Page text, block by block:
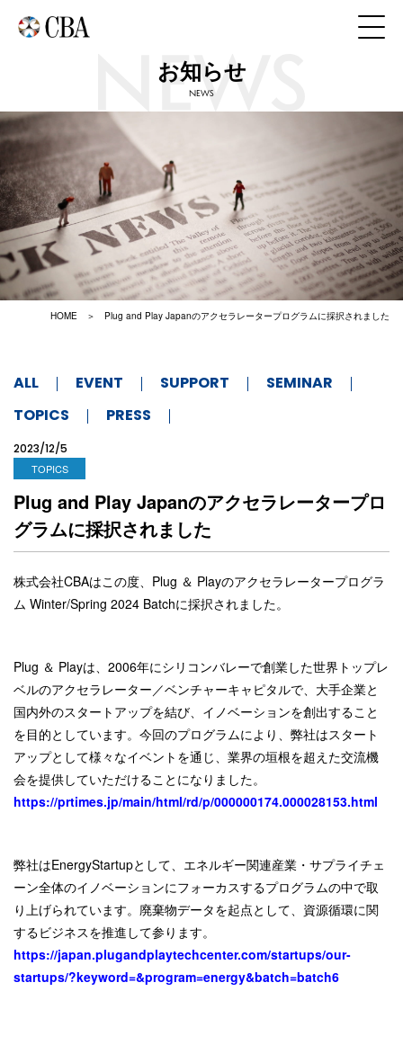
お知らせ
NEWS
HOME Plug and Play Japanのアクセラレータープログラムに採択されました
ALL EVENT SUPPORT SEMINAR
TOPICS PRESS
2023/12/5
TOPICS
Plug and Play Japanのアクセラレータープロ
グラムに採択されました
株式会社CBAはこの度、Plug ＆ Playのアクセラレータープログラ
ム Winter/Spring 2024 Batchに採択されました。
Plug ＆ Playは、2006年にシリコンバレーで創業した世界トップレ
ベルのアクセラレーター／ベンチャーキャピタルで、大手企業と
国内外のスタートアップを結び、イノベーションを創出すること
を目的としています。今回のプログラムにより、弊社はスタート
アップとして様々なイベントを通じ、業界の垣根を超えた交流機
会を提供していただけることになりました。
https://prtimes.jp/main/html/rd/p/000000174.000028153.html
弊社はEnergyStartupとして、エネルギー関連産業・サプライチェ
ーン全体のイノベーションにフォーカスするプログラムの中で取
り上げられています。廃棄物データを起点として、資源循環に関
するビジネスを推進して参ります。
https://japan.plugandplaytechcenter.com/startups/our-
startups/?keyword=&program=energy&batch=batch6